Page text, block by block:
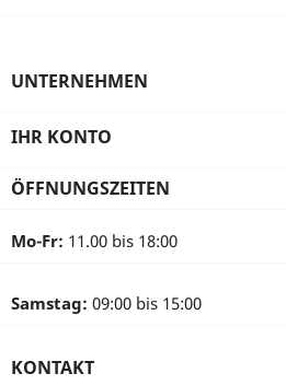
UNTERNEHMEN
IHR KONTO
ÖFFNUNGSZEITEN
Mo-Fr: 11.00 bis 18:00
Samstag: 09:00 bis 15:00
KONTAKT